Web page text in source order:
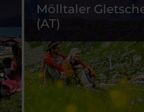
Mölltaler
(AT)